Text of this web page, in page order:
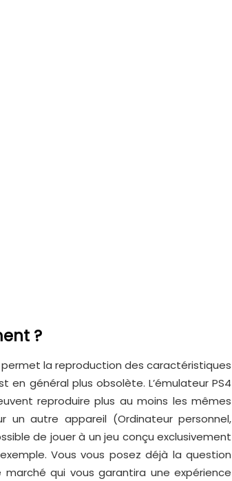
?
la reproduction des caractéristiques
en général plus obsolète. L’émulateur PS4
reproduire plus au moins les mêmes
autre appareil (Ordinateur personnel,
de jouer à un jeu conçu exclusivement
Vous vous posez déjà la question
qui vous garantira une expérience